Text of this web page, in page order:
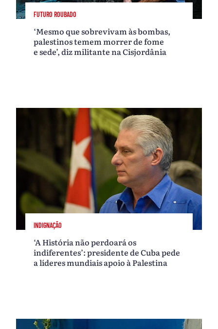
FUTURO ROUBADO
‘Mesmo que sobrevivam às bombas,
palestinos temem morrer de fome
e sede’, diz militante na Cisjordânia
INDIGNAÇÃO
‘A História não perdoará os
indiferentes’: presidente de Cuba pede
a líderes mundiais apoio à Palestina